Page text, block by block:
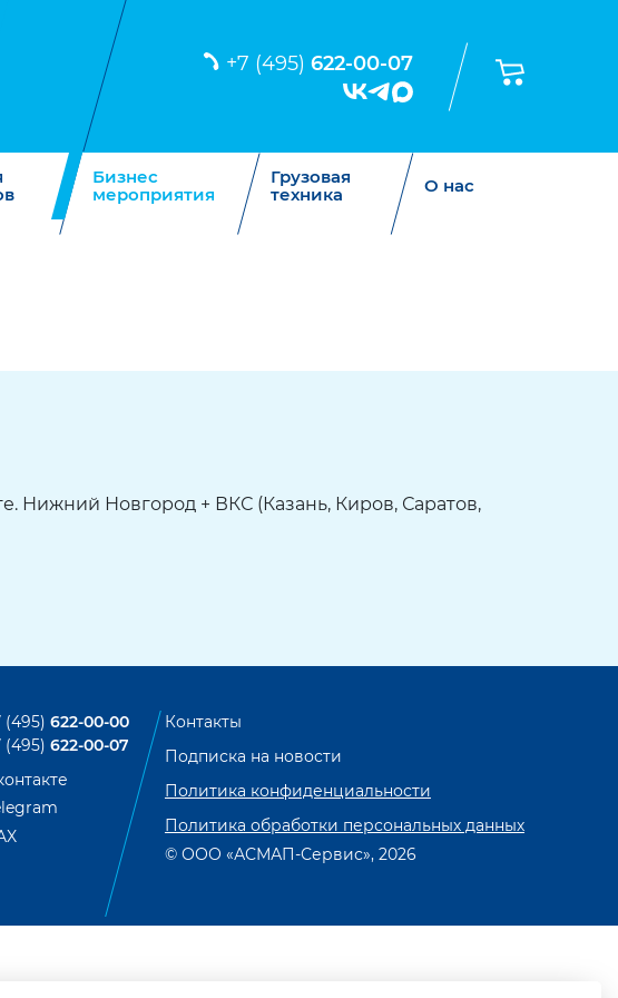
+7 (495) 622-00-07
Бизнес
мероприятия
Грузовая
техника
О нас
Новгород + ВКС (Казань, Киров, Саратов,
(495)622-00-00
(495)622-00-07
Контакты
Подписка на новости
Политика конфиденциальности
Политика обработки персональных данных
© ООО «АСМАП-Сервис», 2026